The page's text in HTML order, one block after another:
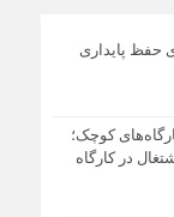
حفظ پایداری
کوچک؛
در کارگاه